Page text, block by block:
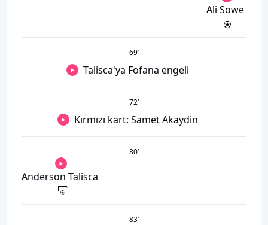
Ali Sowe
69’
Talisca'ya Fofana engeli
72’
Kırmızı kart: Samet Akaydin
80’
Anderson Talisca
83’